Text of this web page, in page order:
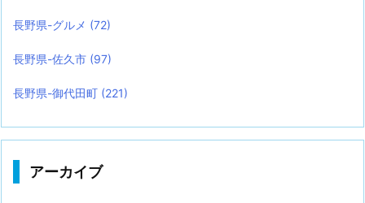
長野県-グルメ (72)
長野県-佐久市 (97)
長野県-御代田町 (221)
アーカイブ